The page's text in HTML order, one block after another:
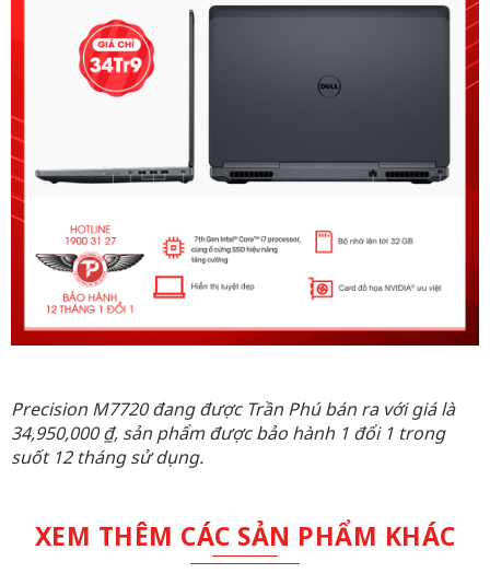
Precision M7720 đang được Trần Phú bán ra với giá là
34,950,000 ₫, sản phẩm được bảo hành 1 đổi 1 trong
suốt 12 tháng sử dụng.
XEM THÊM CÁC SẢN PHẨM KHÁC